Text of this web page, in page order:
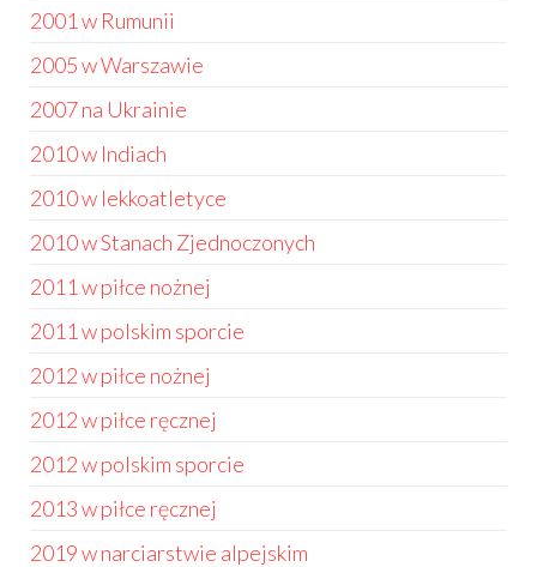
2001 w Rumunii
2005 w Warszawie
2007 na Ukrainie
2010 w Indiach
2010 w lekkoatletyce
2010 w Stanach Zjednoczonych
2011 w piłce nożnej
2011 w polskim sporcie
2012 w piłce nożnej
2012 w piłce ręcznej
2012 w polskim sporcie
2013 w piłce ręcznej
2019 w narciarstwie alpejskim